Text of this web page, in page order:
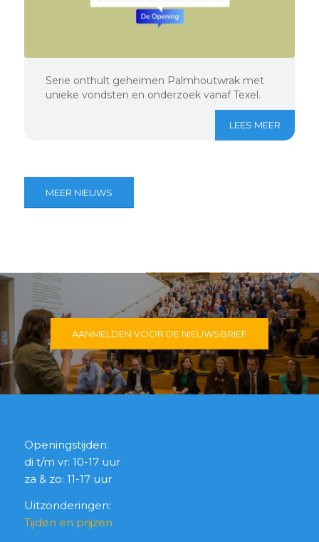
Serie onthult geheimen Palmhoutwrak met
unieke vondsten en onderzoek vanaf Texel.
LEES MEER
MEER NIEUWS
AANMELDEN VOOR DE NIEUWSBRIEF
Openingstijden:
di t/m vr: 10-17 uur
za & zo: 11-17 uur
Uitzonderingen:
Tijden en prijzen